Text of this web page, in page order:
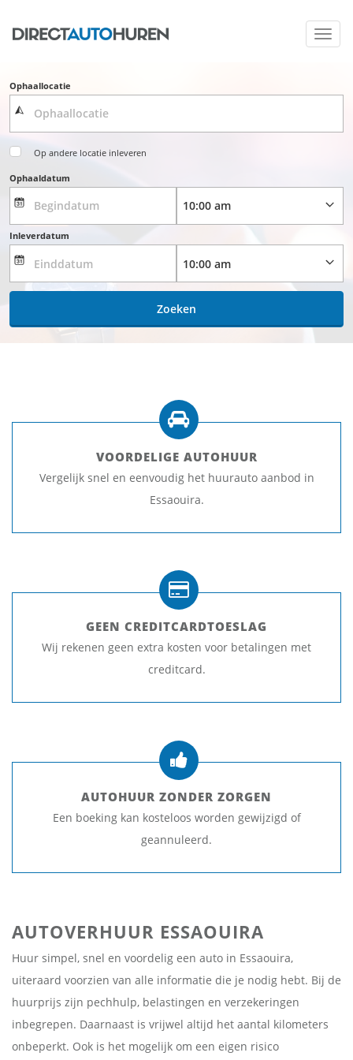
Ophaallocatie
Op andere locatie inleveren
Ophaaldatum
Inleverdatum
Zoeken
VOORDELIGE AUTOHUUR
Vergelijk snel en eenvoudig het huurauto aanbod in
Essaouira.
GEEN CREDITCARDTOESLAG
Wij rekenen geen extra kosten voor betalingen met
creditcard.
AUTOHUUR ZONDER ZORGEN
Een boeking kan kosteloos worden gewijzigd of
geannuleerd.
AUTOVERHUUR ESSAOUIRA
Huur simpel, snel en voordelig een auto in Essaouira,
uiteraard voorzien van alle informatie die je nodig hebt. Bij de
huurprijs zijn pechhulp, belastingen en verzekeringen
inbegrepen. Daarnaast is vrijwel altijd het aantal kilometers
onbeperkt. Ook is het mogelijk om een eigen risico